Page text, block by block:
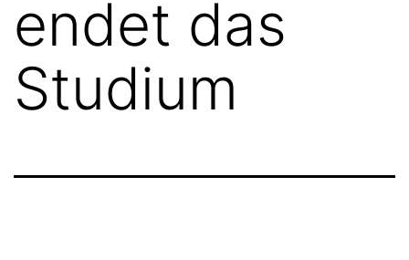
endet das
Studium